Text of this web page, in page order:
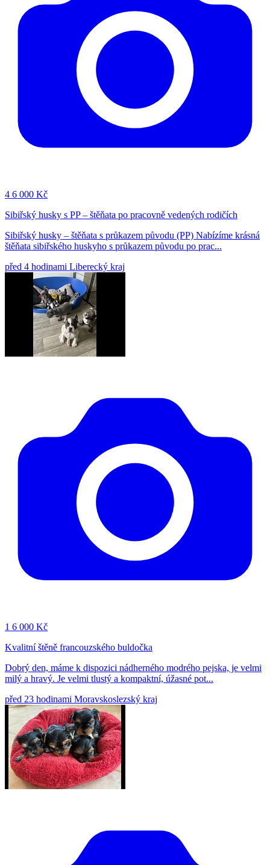
4 6 000 Kč
Sibiřský husky s PP – štěňata po pracovně vedených rodičích
Sibiřský husky – štěňata s průkazem původu (PP) Nabízíme krásná
štěňata sibiřského huskyho s průkazem původu po prac...
před 4 hodinami Liberecký kraj
1 6 000 Kč
Kvalitní štěně francouzského buldočka
Dobrý den, máme k dispozici nádherného modrého pejska, je velmi
milý a hravý. Je velmi tlustý a kompaktní, úžasné pot...
před 23 hodinami Moravskoslezský kraj